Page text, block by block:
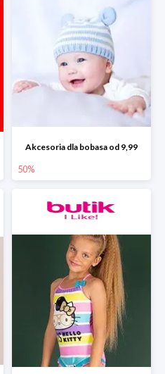
Akcesoria dla bobasa od 9,99
50%